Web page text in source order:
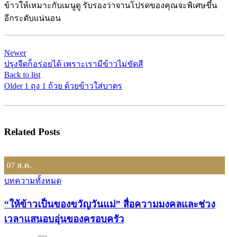
ข้าวให้เหมาะกับเมนูดู รับรองว่าจานโปรดของคุณจะพิเศษขึ้น
อีกระดับแน่นอน
Newer
ปรุงจืดก็อร่อยได้ เพราะเรามีข้าวไม่ขัดสี
Back to list
Older 1 ถุง 1 ถ้วย ด้วยข้าวใส่บาตร
Related Posts
07 ส.ค.
บทความทั้งหมด
“ให้ข้าวเป็นของขวัญวันแม่” สื่อความมงคลและช่วง
เวลาแสนอบอุ่นของครอบครัว